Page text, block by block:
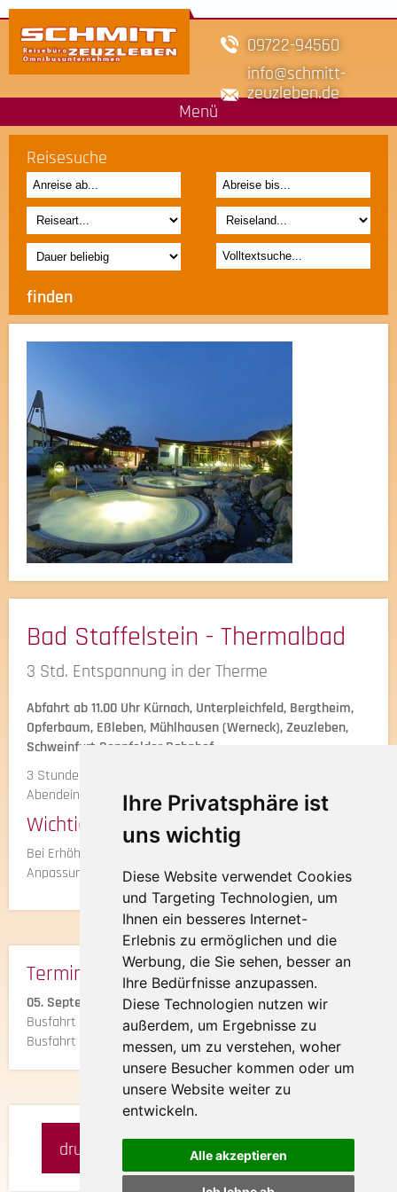
Ihre Privatsphäre ist
uns wichtig
Diese Website verwendet Cookies
und Targeting Technologien, um
Ihnen ein besseres Internet-
Erlebnis zu ermöglichen und die
Werbung, die Sie sehen, besser an
Ihre Bedürfnisse anzupassen.
Diese Technologien nutzen wir
außerdem, um Ergebnisse zu
messen, um zu verstehen, woher
unsere Besucher kommen oder um
unsere Website weiter zu
entwickeln.
Alle akzeptieren
09722-94560
info schmitt-
zeuzleben.de
Menü
Reisesuche
Bad Staffelstein - Thermalbad
3 Std. Entspannung in der Therme
Abfahrt ab 11.00 Uhr Kürnach, Unterpleichfeld, Bergtheim,
Opferbaum, Eßleben, Mühlhausen (Werneck), Zeuzleben,
Schweinfurt Sennfelder Bahnhof.
3 Stunden Aufenthalt im Thermalbad. Anschließend
Abendeinkehr.
Wichtige Hinweise
Bei Erhöhung der Eintrittspreise behalten wir uns eine
Anpassung des Reisepreises vor.
Termine & Preise:
05. September 2026
Busfahrt mit Eintritt
Busfahrt ohne Eintritt
drucken merken anfragen